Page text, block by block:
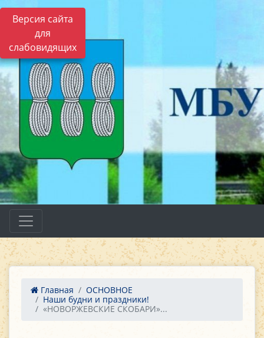
Версия сайта
для
слабовидящих
Главная
ОСНОВНОЕ
Наши будни и праздники!
«НОВОРЖЕВСКИЕ СКОБАРИ»...